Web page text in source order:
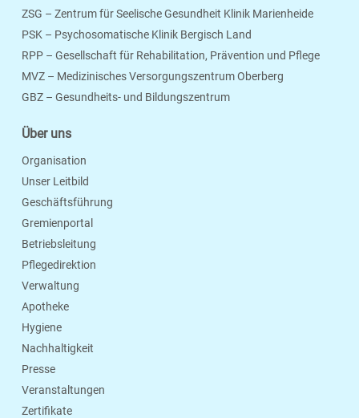
ZSG – Zentrum für Seelische Gesundheit Klinik Marienheide
PSK – Psychosomatische Klinik Bergisch Land
RPP – Gesellschaft für Rehabilitation, Prävention und Pflege
MVZ – Medizinisches Versorgungszentrum Oberberg
GBZ – Gesundheits- und Bildungszentrum
Über uns
Organisation
Unser Leitbild
Geschäftsführung
Gremienportal
Betriebsleitung
Pflegedirektion
Verwaltung
Apotheke
Hygiene
Nachhaltigkeit
Presse
Veranstaltungen
Zertifikate